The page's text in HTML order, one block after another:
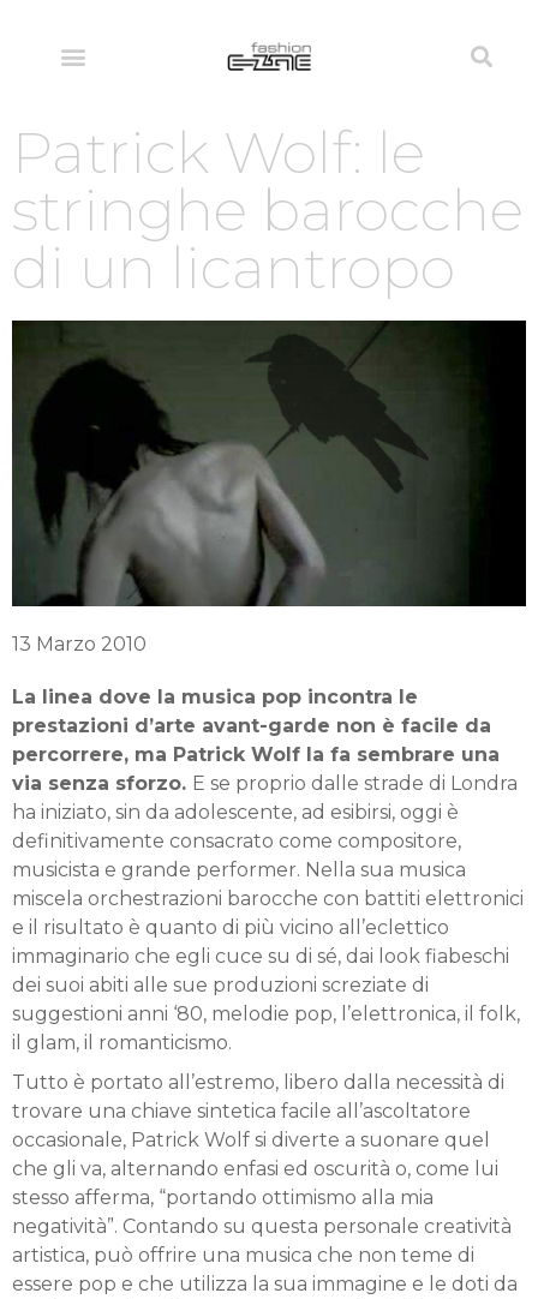
Patrick Wolf: le
stringhe barocche
di un licantropo
13 Marzo 2010
La linea dove la musica pop incontra le
prestazioni d’arte avant-garde non è facile da
percorrere, ma Patrick Wolf la fa sembrare una
via senza sforzo. E se proprio dalle strade di Londra
ha iniziato, sin da adolescente, ad esibirsi, oggi è
definitivamente consacrato come compositore,
musicista e grande performer. Nella sua musica
miscela orchestrazioni barocche con battiti elettronici
e il risultato è quanto di più vicino all’eclettico
immaginario che egli cuce su di sé, dai look fiabeschi
dei suoi abiti alle sue produzioni screziate di
suggestioni anni ‘80, melodie pop, l’elettronica, il folk,
il glam, il romanticismo.
Tutto è portato all’estremo, libero dalla necessità di
trovare una chiave sintetica facile all’ascoltatore
occasionale, Patrick Wolf si diverte a suonare quel
che gli va, alternando enfasi ed oscurità o, come lui
stesso afferma, “portando ottimismo alla mia
negatività”. Contando su questa personale creatività
artistica, può offrire una musica che non teme di
essere pop e che utilizza la sua immagine e le doti da